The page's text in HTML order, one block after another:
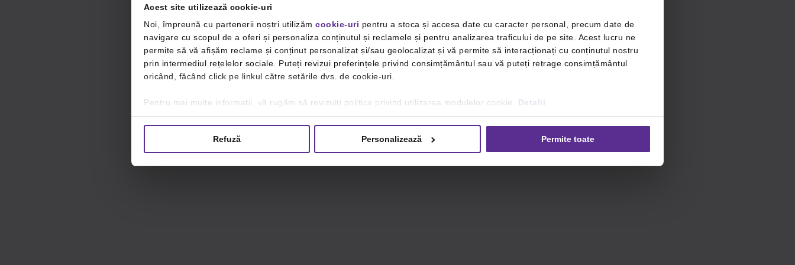
Acest site utilizează cookie-uri
Noi, împreună cu partenerii noștri utilizăm cookie-uri pentru a stoca și accesa date cu caracter personal, precum date de
navigare cu scopul de a oferi și personaliza conținutul și reclamele și pentru analizarea traficului de pe site. Acest lucru ne
permite să vă afișăm reclame și conținut personalizat și/sau geolocalizat și vă permite să interacționați cu conținutul nostru
prin intermediul rețelelor sociale. Puteți revizui preferințele privind consimțământul sau vă puteți retrage consimțământul
oricând, făcând click pe linkul către setările dvs. de cookie-uri.
Pentru mai multe informații, vă rugăm să revizuiți politica privind utilizarea modulelor cookie. Detalii
Refuză Personalizează Permite toate